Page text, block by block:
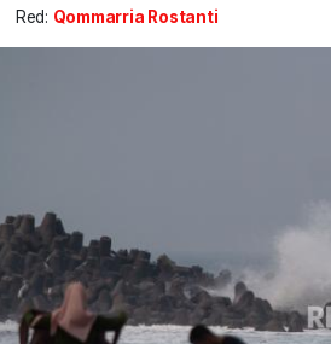
Red: Qommarria Rostanti